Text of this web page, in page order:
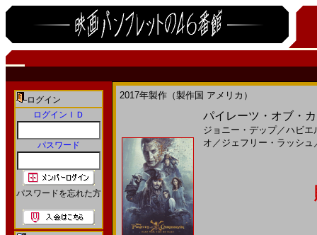
ログイン
ログインＩＤ
パスワード
パスワードを忘れた方
2017年製作（製作国 アメリカ）
パイレーツ・オブ・
ジョニー・デップ／ハビエ
オ ／ ジェフリー・ラッシュ